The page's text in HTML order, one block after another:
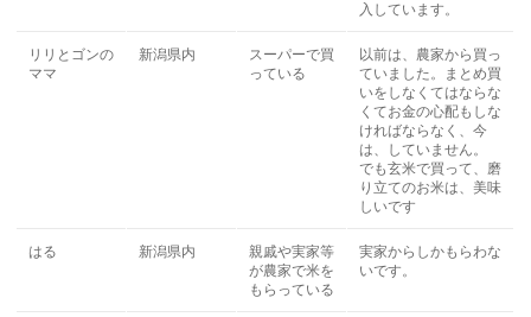
入しています。
リリとゴンの
ママ
新潟県内
スーパーで買
っている
以前は、農家から買っ
ていました。まとめ買
いをしなくてはならな
くてお金の心配もしな
ければならなく、今
は、していません。
でも玄米で買って、磨
り立てのお米は、美味
しいです
はる 新潟県内
親戚や実家等
が農家で米を
もらっている
実家からしかもらわな
いです。